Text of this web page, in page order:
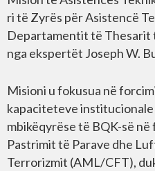
ri të Zyrës për Asistencë
Departamentit të Thesarit
nga ekspertët Joseph W.
Misioni u fokusua në
kapaciteteve
mbikëqyrëse të BQK-së
Pastrimit të Parave dhe
Terrorizmit (AML/CFT),